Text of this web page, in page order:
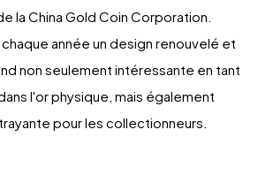
la China Gold Coin Corporation.
année un design renouvelé et
non seulement intéressante en tant
l'or physique, mais également
pour les collectionneurs.